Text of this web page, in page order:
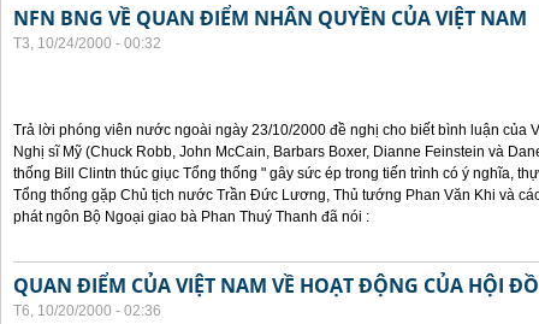
NFN BNG VỀ QUAN ĐIỂM NHÂN QUYỀN CỦA VIỆT NAM
T3, 10/24/2000 - 00:32
Trả lời phóng viên nước ngoài ngày 23/10/2000 đề nghị cho biết bình luận của
Nghị sĩ Mỹ (Chuck Robb, John McCain, Barbars Boxer, Dianne Feinstein và
thống Bill Clintn thúc giục Tổng thống " gây sức ép trong tiến trình có ý nghĩa,
Tổng thống gặp Chủ tịch nước Trần Đức Lương, Thủ tướng Phan Văn Khi và
phát ngôn Bộ Ngoại giao bà Phan Thuý Thanh đã nói :
QUAN ĐIỂM CỦA VIỆT NAM VỀ HOẠT ĐỘNG CỦA HỘI
T6, 10/20/2000 - 02:36